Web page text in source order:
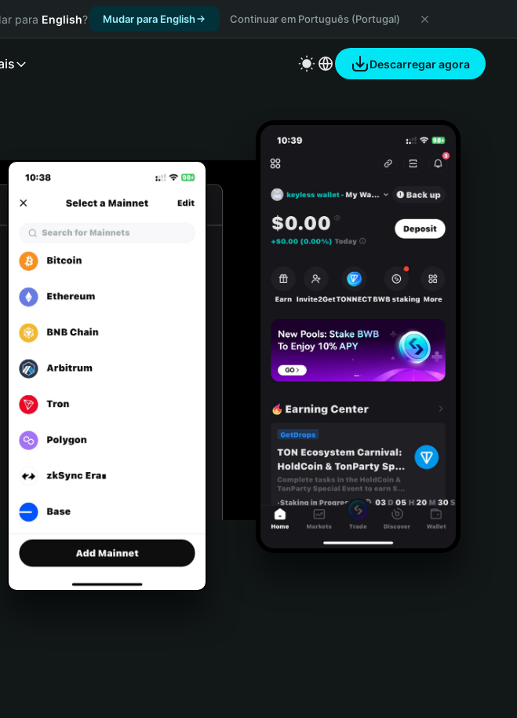
para English? Mudar para English Continuar em Português (Portugal)
Descarregar agora